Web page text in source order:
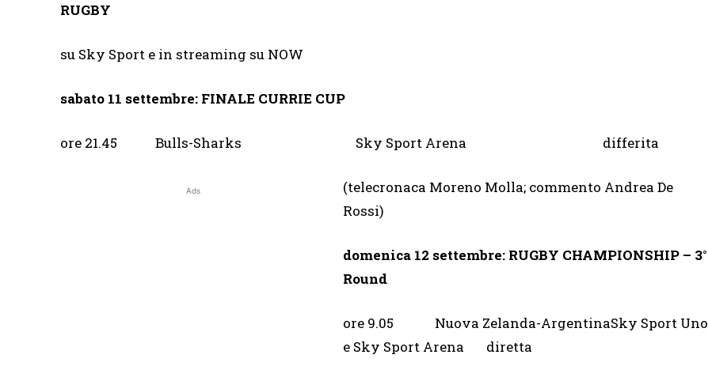
RUGBY
su Sky Sport e in streaming su NOW
sabato 11 settembre: FINALE CURRIE CUP
ore 21.45 Bulls-Sharks Sky Sport Arena differita
Ads
(telecronaca Moreno Molla; commento Andrea De
Rossi)
domenica 12 settembre: RUGBY CHAMPIONSHIP – 3°
Round
ore 9.05 Nuova Zelanda-ArgentinaSky Sport Uno
e Sky Sport Arena diretta